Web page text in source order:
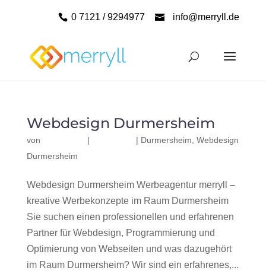
0 7121 / 9294977 info@merryll.de
Webdesign Durmersheim
von | | Durmersheim Webdesign
Durmersheim
Webdesign Durmersheim Werbeagentur merryll –
kreative Werbekonzepte im Raum Durmersheim
Sie suchen einen professionellen und erfahrenen
Partner für Webdesign, Programmierung und
Optimierung von Webseiten und was dazugehört
im Raum Durmersheim? Wir sind ein erfahrenes,...